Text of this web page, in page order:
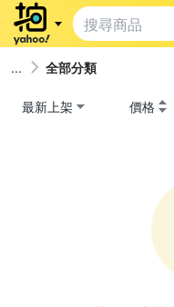
全部分類
最新上架 價格